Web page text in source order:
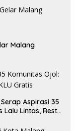
Malang
Aspirasi 35
Lalu Lintas, Rest